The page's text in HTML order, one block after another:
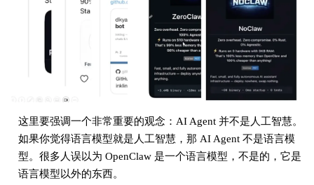
这里要强调一个非常重要的观念：AI Agent 并不是人工智慧。
如果你觉得语言模型就是人工智慧，那 AI Agent 不是语言模
型。很多人误以为 OpenClaw 是一个语言模型，不是的，它是
语言模型以外的东西。